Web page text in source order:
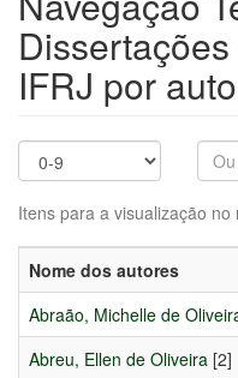
IFRJ por
Itens para a visualização
Nome dos autores
Abraão, Michelle de
Abreu, Ellen de Oliveira [2]